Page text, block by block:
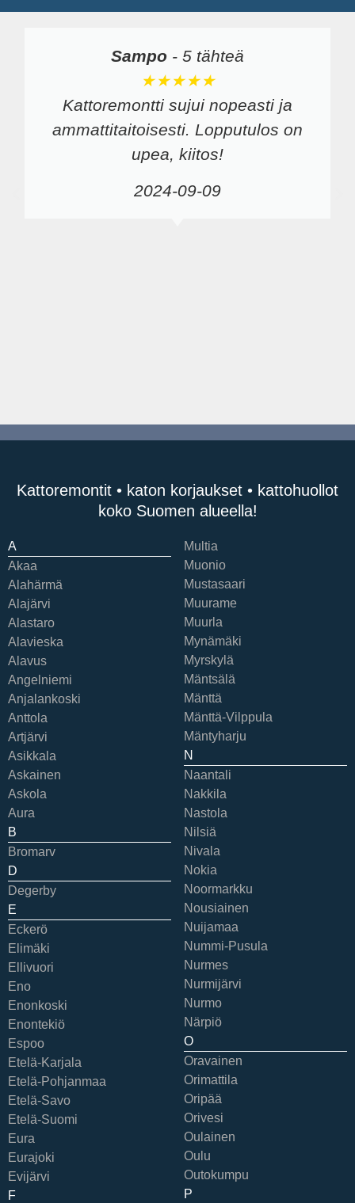
Sampo - 5 tähteä
★★★★★
Kattoremontti sujui nopeasti ja
ammattitaitoisesti. Lopputulos on
upea, kiitos!
2024-09-09
Kattoremontit • katon korjaukset • kattohuollot
koko Suomen alueella!
A
Akaa
Alahärmä
Alajärvi
Alastaro
Alavieska
Alavus
Angelniemi
Anjalankoski
Anttola
Artjärvi
Asikkala
Askainen
Askola
Aura
B
Bromarv
D
Degerby
E
Eckerö
Elimäki
Ellivuori
Eno
Enonkoski
Enontekiö
Espoo
Etelä-Karjala
Etelä-Pohjanmaa
Etelä-Savo
Etelä-Suomi
Eura
Eurajoki
Evijärvi
F
Multia
Muonio
Mustasaari
Muurame
Muurla
Mynämäki
Myrskylä
Mäntsälä
Mänttä
Mänttä-Vilppula
Mäntyharju
N
Naantali
Nakkila
Nastola
Nilsiä
Nivala
Nokia
Noormarkku
Nousiainen
Nuijamaa
Nummi-Pusula
Nurmes
Nurmijärvi
Nurmo
Närpiö
O
Oravainen
Orimattila
Oripää
Orivesi
Oulainen
Oulu
Outokumpu
P